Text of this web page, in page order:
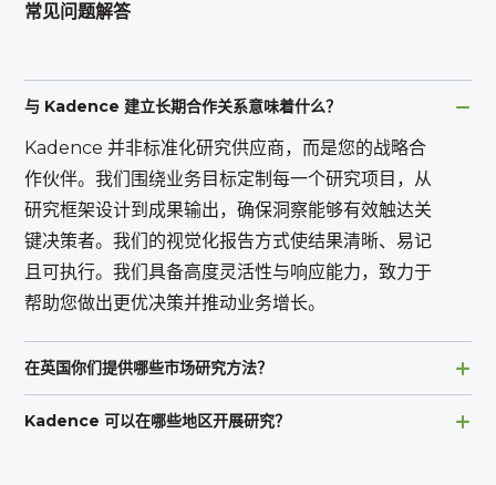
常见问题解答
与 Kadence 建立长期合作关系意味着什么？
Kadence 并非标准化研究供应商，而是您的战略合
作伙伴。我们围绕业务目标定制每一个研究项目，从
研究框架设计到成果输出，确保洞察能够有效触达关
键决策者。我们的视觉化报告方式使结果清晰、易记
且可执行。我们具备高度灵活性与响应能力，致力于
帮助您做出更优决策并推动业务增长。
在英国你们提供哪些市场研究方法？
Kadence 可以在哪些地区开展研究？